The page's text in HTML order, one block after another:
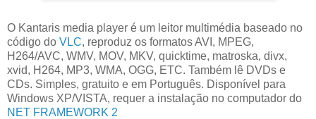
O Kantaris media player é um leitor multimédia baseado no
código do VLC, reproduz os formatos AVI, MPEG,
H264/AVC, WMV, MOV, MKV, quicktime, matroska, divx,
xvid, H264, MP3, WMA, OGG, ETC. Também lê DVDs e
CDs. Simples, gratuito e em Português. Disponível para
Windows XP/VISTA, requer a instalação no computador do
NET FRAMEWORK 2